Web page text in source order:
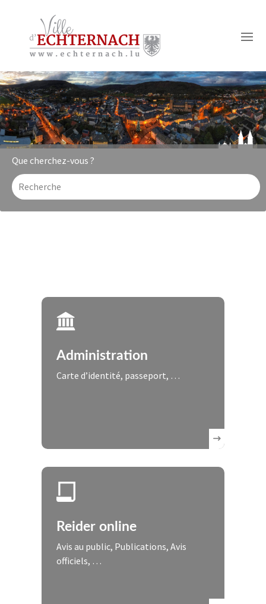
Administration
Carte d’identité, passeport, …
Reider online
Avis au public, Publications, Avis
officiels, …